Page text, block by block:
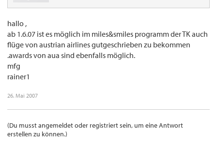
hallo ,
ab 1.6.07 ist es möglich im miles&smiles programm der TK auch
flüge von austrian airlines gutgeschrieben zu bekommen
.awards von aua sind ebenfalls möglich.
mfg
rainer1
26. Mai 2007
(Du musst angemeldet oder registriert sein, um eine Antwort
erstellen zu können.)